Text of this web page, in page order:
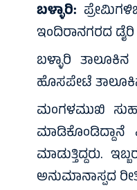
ಬಳ್ಳಾರಿ:
ಇಂದಿರಾನಗರದ
ಬಳ್ಳಾರಿ
ಹೊಸಪೇಟೆ
ಮಂಗಳಮುಖಿ
ಮಾಡುತ್ತಿದ್ದರು.
ಅನುಮಾನಾಸ್ಪದ